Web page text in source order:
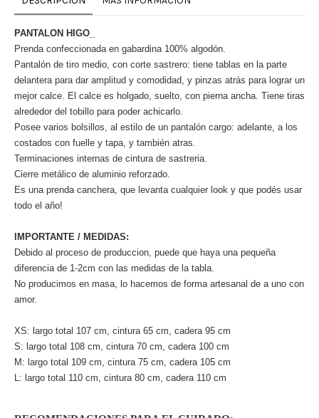
PANTALON HIGO_
Prenda confeccionada en gabardina 100% algodón.
Pantalón de tiro medio, con corte sastrero: tiene tablas en la parte
delantera para dar amplitud y comodidad, y pinzas atrás para lograr un
mejor calce. El calce es holgado, suelto, con pierna ancha. Tiene tiras
alrededor del tobillo para poder achicarlo.
Posee varios bolsillos, al estilo de un pantalón cargo: adelante, a los
costados con fuelle y tapa, y también atras.
Terminaciones internas de cintura de sastreria.
Cierre metálico de aluminio reforzado.
Es una prenda canchera, que levanta cualquier look y que podés usar
todo el año!
IMPORTANTE / MEDIDAS:
Debido al proceso de produccion, puede que haya una pequeña
diferencia de 1-2cm con las medidas de la tabla.
No producimos en masa, lo hacemos de forma artesanal de a uno con
amor.
XS: largo total 107 cm, cintura 65 cm, cadera 95 cm
S: largo total 108 cm, cintura 70 cm, cadera 100 cm
M: largo total 109 cm, cintura 75 cm, cadera 105 cm
L: largo total 110 cm, cintura 80 cm, cadera 110 cm